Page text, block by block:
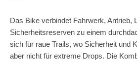
Das Bike verbindet Fahrwerk, Antrieb,
Sicherheitsreserven zu einem
sich für raue Trails, wo Sicherheit und
aber nicht für extreme Drops. Die